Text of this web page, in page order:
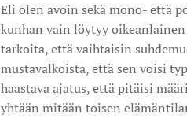
Eli olen avoin sekä mono- että
kunhan vain löytyy
tarkoita, että vaihtaisin
mustavalkoista, että sen voisi
haastava ajatus, että pitäisi
yhtään mitään toisen